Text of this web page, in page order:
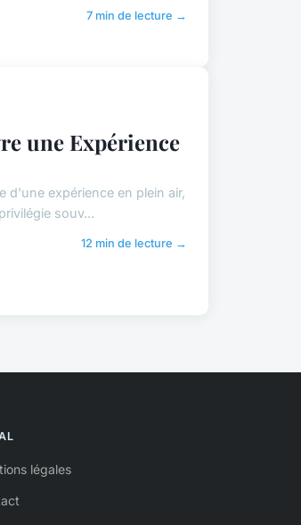
7 min de lecture →
une Expérience
d'une expérience en plein air,
souv...
12 min de lecture →
légales